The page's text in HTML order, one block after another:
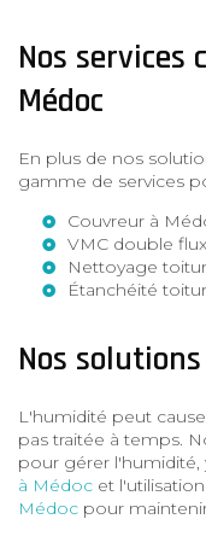
Nos services
Médoc
En plus de nos
gamme de services
Couvreur à
VMC double
Nettoyage
Étanchéité
Nos
L'humidité peut
pas traitée à temps.
pour gérer
à Médoc et
Médoc pour